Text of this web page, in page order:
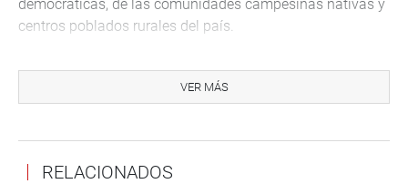
democráticas, de las comunidades campesinas nativas y
centros poblados rurales del país.
autodefensa y desarrollo rural (CAD), además se les
reconoce personería jurídica, y se encomienda su
o provincial
VER MÁS
RELACIONADOS